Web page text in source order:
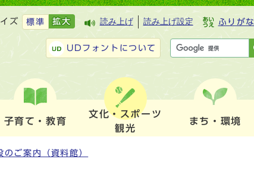
ズ 標準 拡大 読み上げ 読み上げ設定 ふりがな
UDフォントについて
子育て・教育
文化・スポーツ
観光
まち・環境
のご案内（資料館）